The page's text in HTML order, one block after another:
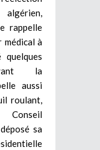
rappelle
médical à
la
aussi
roulant,
sa